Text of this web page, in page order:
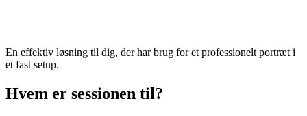
En effektiv løsning til dig, der har brug for et professionelt portræt i
et fast setup.
Hvem er sessionen til?